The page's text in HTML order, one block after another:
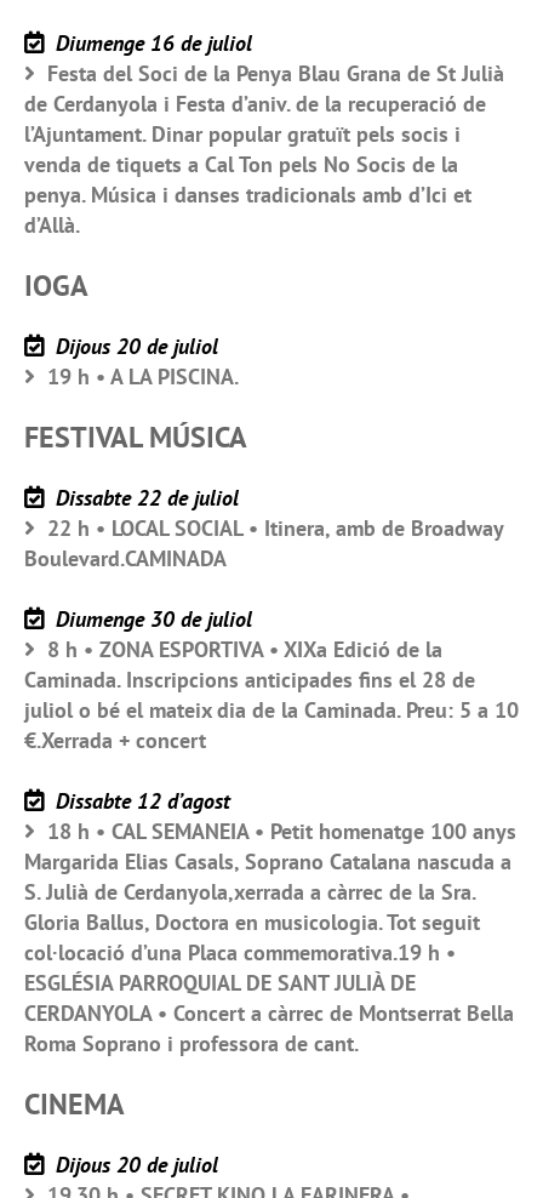
Diumenge 16 de juliol
Festa del Soci de la Penya Blau Grana de St Julià
de Cerdanyola i Festa d’aniv. de la recuperació de
l’Ajuntament. Dinar popular gratuït pels socis i
venda de tiquets a Cal Ton pels No Socis de la
penya. Música i danses tradicionals amb d’Ici et
d’Allà.
IOGA
Dijous 20 de juliol
19 h • A LA PISCINA.
FESTIVAL MÚSICA
Dissabte 22 de juliol
22 h • LOCAL SOCIAL • Itinera, amb de Broadway
Boulevard.CAMINADA
Diumenge 30 de juliol
8 h • ZONA ESPORTIVA • XIXa Edició de la
Caminada. Inscripcions anticipades fins el 28 de
juliol o bé el mateix dia de la Caminada. Preu: 5 a 10
€.Xerrada + concert
Dissabte 12 d’agost
18 h • CAL SEMANEIA • Petit homenatge 100 anys
Margarida Elias Casals, Soprano Catalana nascuda a
S. Julià de Cerdanyola,xerrada a càrrec de la Sra.
Gloria Ballus, Doctora en musicologia. Tot seguit
col·locació d’una Placa commemorativa.19 h •
ESGLÉSIA PARROQUIAL DE SANT JULIÀ DE
CERDANYOLA • Concert a càrrec de Montserrat Bella
Roma Soprano i professora de cant.
CINEMA
Dijous 20 de juliol